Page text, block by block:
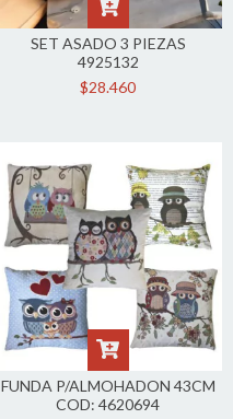
SET ASADO 3 PIEZAS
4925132
$28.460
FUNDA P/ALMOHADON 43CM
COD: 4620694